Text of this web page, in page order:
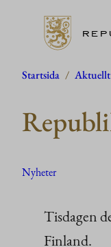
Hoppa
innehåll
Startsida / Aktuellt
Nyheter
Tisdagen
Finland.